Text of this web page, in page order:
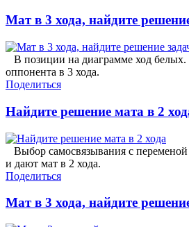
Мат в 3 хода, найдите
В позиции на диаграмме ход
оппонента в 3 хода.
Поделиться
Найдите решение мата в 2
Выбор самосвязывания с
и дают мат в 2 хода.
Поделиться
Мат в 3 хода, найдите